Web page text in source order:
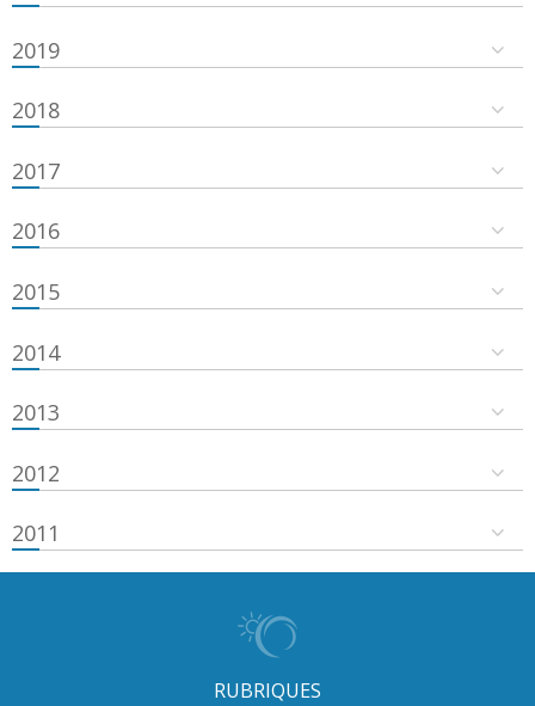
2019
2018
2017
2016
2015
2014
2013
2012
2011
RUBRIQUES